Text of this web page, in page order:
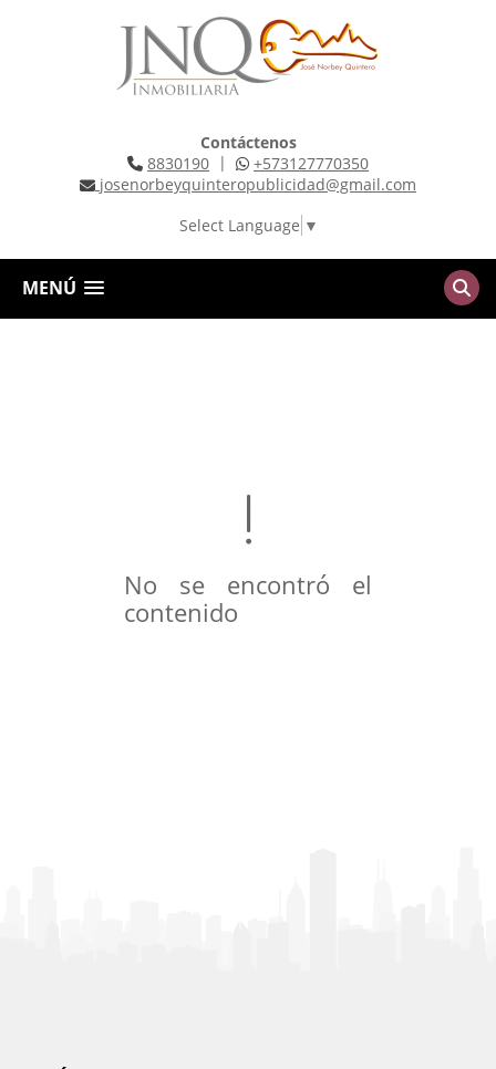
Contáctenos
8830190 |
+573127770350
josenorbeyquinteropublicidad@gmail.com
Select Language ▼
MENÚ
No se encontró el
contenido